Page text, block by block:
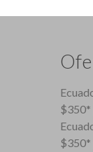
$350*
$350*